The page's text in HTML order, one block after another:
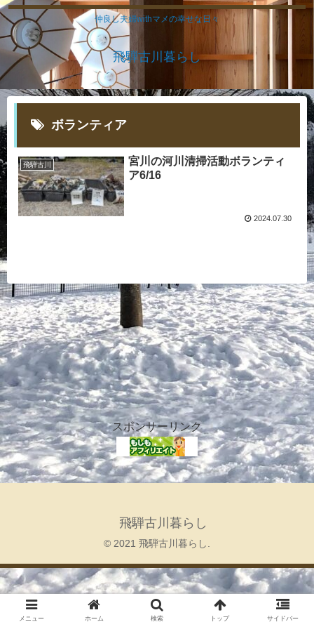
仲良し夫婦withマメの幸せな日々
飛騨古川暮らし
ボランティア
飛騨古川
宮川の河川清掃活動ボランティ
ア6/16
2024.07.30
スポンサーリンク
飛騨古川暮らし
© 2021 飛騨古川暮らし.
メニュー ホーム 検索 トップ サイドバー